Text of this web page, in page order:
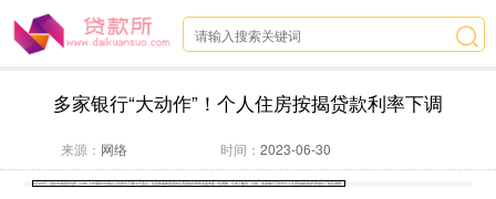
多家银行“大动作”！个人住房按揭贷款利率下调
来源： 网络 时间： 2023-06-30
6月20日，贷款市场报价利率（LPR）1年期和5年期以上利率均下调10个基点，这意味着购房者的住房贷款利率将会迎来新一轮调降。记者了解到，目前，多家银行已经对个人住房按揭贷款利率做出了相应调整。